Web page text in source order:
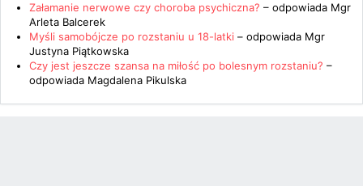
Załamanie nerwowe czy choroba psychiczna? – odpowiada Mgr
Arleta Balcerek
Myśli samobójcze po rozstaniu u 18-latki – odpowiada Mgr
Justyna Piątkowska
Czy jest jeszcze szansa na miłość po bolesnym rozstaniu? –
odpowiada Magdalena Pikulska